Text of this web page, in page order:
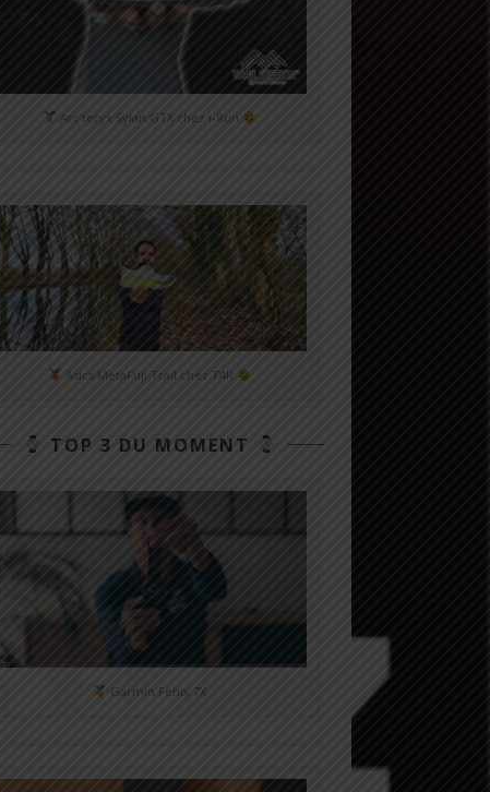
Arc'teryx Sylan GTX chez i-Run
Asics MetaFuji Trail chez T4R
TOP 3 DU MOMENT
Garmin Fénix 7X